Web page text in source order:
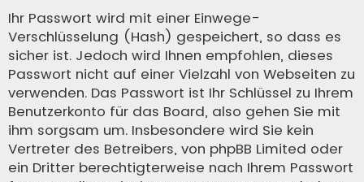
Ihr Passwort wird mit einer Einwege-
Verschlüsselung (Hash) gespeichert, so dass es
sicher ist. Jedoch wird Ihnen empfohlen, dieses
Passwort nicht auf einer Vielzahl von Webseiten zu
verwenden. Das Passwort ist Ihr Schlüssel zu Ihrem
Benutzerkonto für das Board, also gehen Sie mit
ihm sorgsam um. Insbesondere wird Sie kein
Vertreter des Betreibers, von phpBB Limited oder
ein Dritter berechtigterweise nach Ihrem Passwort